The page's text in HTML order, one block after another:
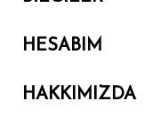
HESABIM
HAKKIMIZDA